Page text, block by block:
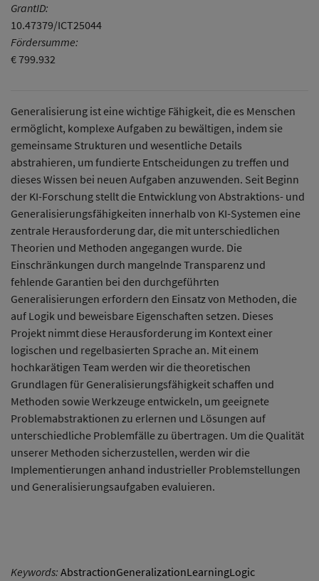
GrantID:
10.47379/ICT25044
Fördersumme:
€ 799.932
Generalisierung ist eine wichtige Fähigkeit, die es Menschen
ermöglicht, komplexe Aufgaben zu bewältigen, indem sie
gemeinsame Strukturen und wesentliche Details
abstrahieren, um fundierte Entscheidungen zu treffen und
dieses Wissen bei neuen Aufgaben anzuwenden. Seit Beginn
der KI-Forschung stellt die Entwicklung von Abstraktions- und
Generalisierungsfähigkeiten innerhalb von KI-Systemen eine
zentrale Herausforderung dar, die mit unterschiedlichen
Theorien und Methoden angegangen wurde. Die
Einschränkungen durch mangelnde Transparenz und
fehlende Garantien bei den durchgeführten
Generalisierungen erfordern den Einsatz von Methoden, die
auf Logik und beweisbare Eigenschaften setzen. Dieses
Projekt nimmt diese Herausforderung im Kontext einer
logischen und regelbasierten Sprache an. Mit einem
hochkarätigen Team werden wir die theoretischen
Grundlagen für Generalisierungsfähigkeit schaffen und
Methoden sowie Werkzeuge entwickeln, um geeignete
Problemabstraktionen zu erlernen und Lösungen auf
unterschiedliche Problemfälle zu übertragen. Um die Qualität
unserer Methoden sicherzustellen, werden wir die
Implementierungen anhand industrieller Problemstellungen
und Generalisierungsaufgaben evaluieren.
Keywords: AbstractionGeneralizationLearningLogic